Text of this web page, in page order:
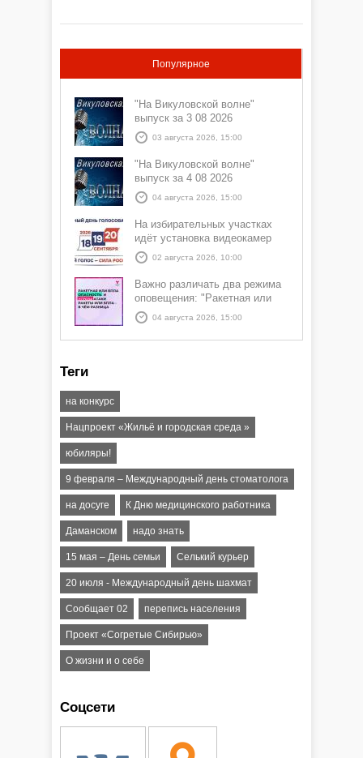
Популярное
"На Викуловской волне"
выпуск за 3 08 2026
03 августа 2026, 15:00
"На Викуловской волне"
выпуск за 4 08 2026
04 августа 2026, 15:00
На избирательных участках
идёт установка видеокамер
02 августа 2026, 10:00
Важно различать два режима
оповещения: "Ракетная или
БПЛА опасность" и "Угроза
атаки ракеты или БПЛА"
04 августа 2026, 15:00
Теги
на конкурс
Нацпроект «Жильё и городская среда »
юбиляры!
9 февраля – Международный день стоматолога
на досуге К Дню медицинского работника
Даманском надо знать
15 мая – День семьи Селький курьер
20 июля - Международный день шахмат
Сообщает 02 перепись населения
Проект «Согретые Сибирью»
О жизни и о себе
Соцсети